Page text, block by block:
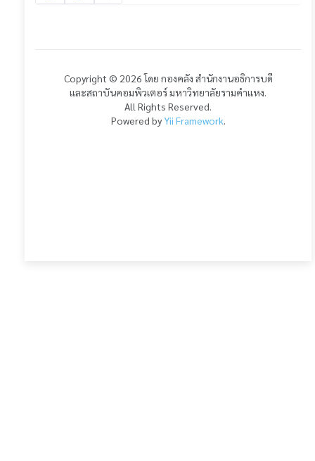
Copyright © 2026 โดย กองคลัง สำนักงานอธิการบดี
และสถาบันคอมพิวเตอร์ มหาวิทยาลัยรามคำแหง.
All Rights Reserved.
Powered byYii Framework.